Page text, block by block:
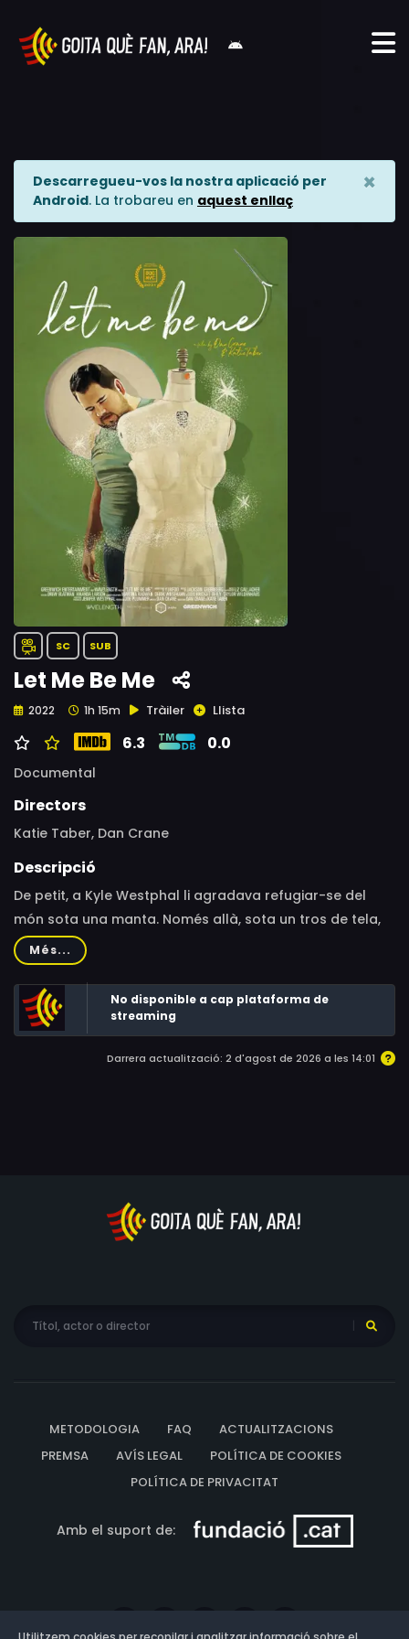
Descarregueu-vos la nostra aplicació per
Android. La trobareu en aquest enllaç
×
SC SUB
Let Me Be Me
2022 1h 15m Tràiler Llista
6.3 0.0
Documental
Directors
Katie Taber, Dan Crane
Descripció
De petit, a Kyle Westphal li agradava refugiar-se del
món sota una manta. Només allà, sota un tros de tela,
trobava una certa calma. El diagnòstic no va arribar fins
als sis anys: Kylie patia un trastorn de l’espectre autista.
Eren altres temps i els seus pares temien que Kylie no
arribés a connectar realment amb el món real. Va ser
llavors quan es van embarcar en un procés
d’acceptació difícil, intens i radical per a l’època que
Més...
No disponible a cap plataforma de
streaming
Darrera actualització: 2 d'agost de 2026 a les 14:01
METODOLOGIA FAQ
ACTUALITZACIONS
PREMSA
AVÍS LEGAL
POLÍTICA DE COOKIES
POLÍTICA DE PRIVACITAT
Amb el suport de: